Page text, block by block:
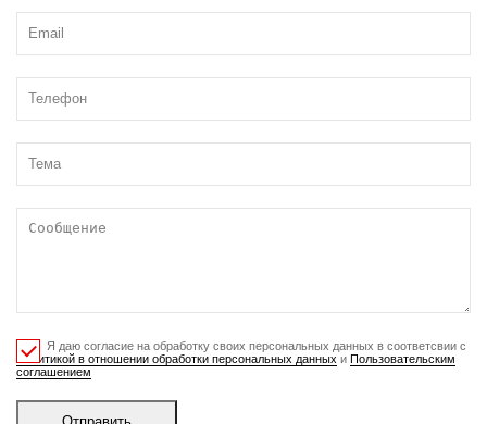
Я даю согласие на обработку своих персональных данных в соответсвии с
Политикой в отношении обработки персональных данных и Пользовательским
соглашением